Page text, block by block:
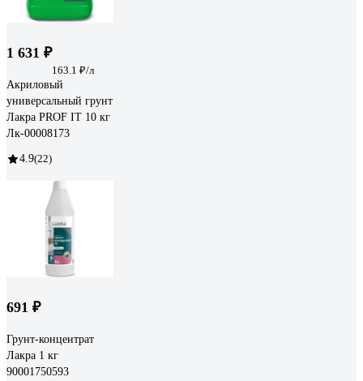
1 631 ₽
163.1 ₽/л
Акриловый
универсальный грунт
Лакра PROF IT 10 кг
Лк-00008173
4.9(22)
691 ₽
Грунт-концентрат
Лакра 1 кг
90001750593